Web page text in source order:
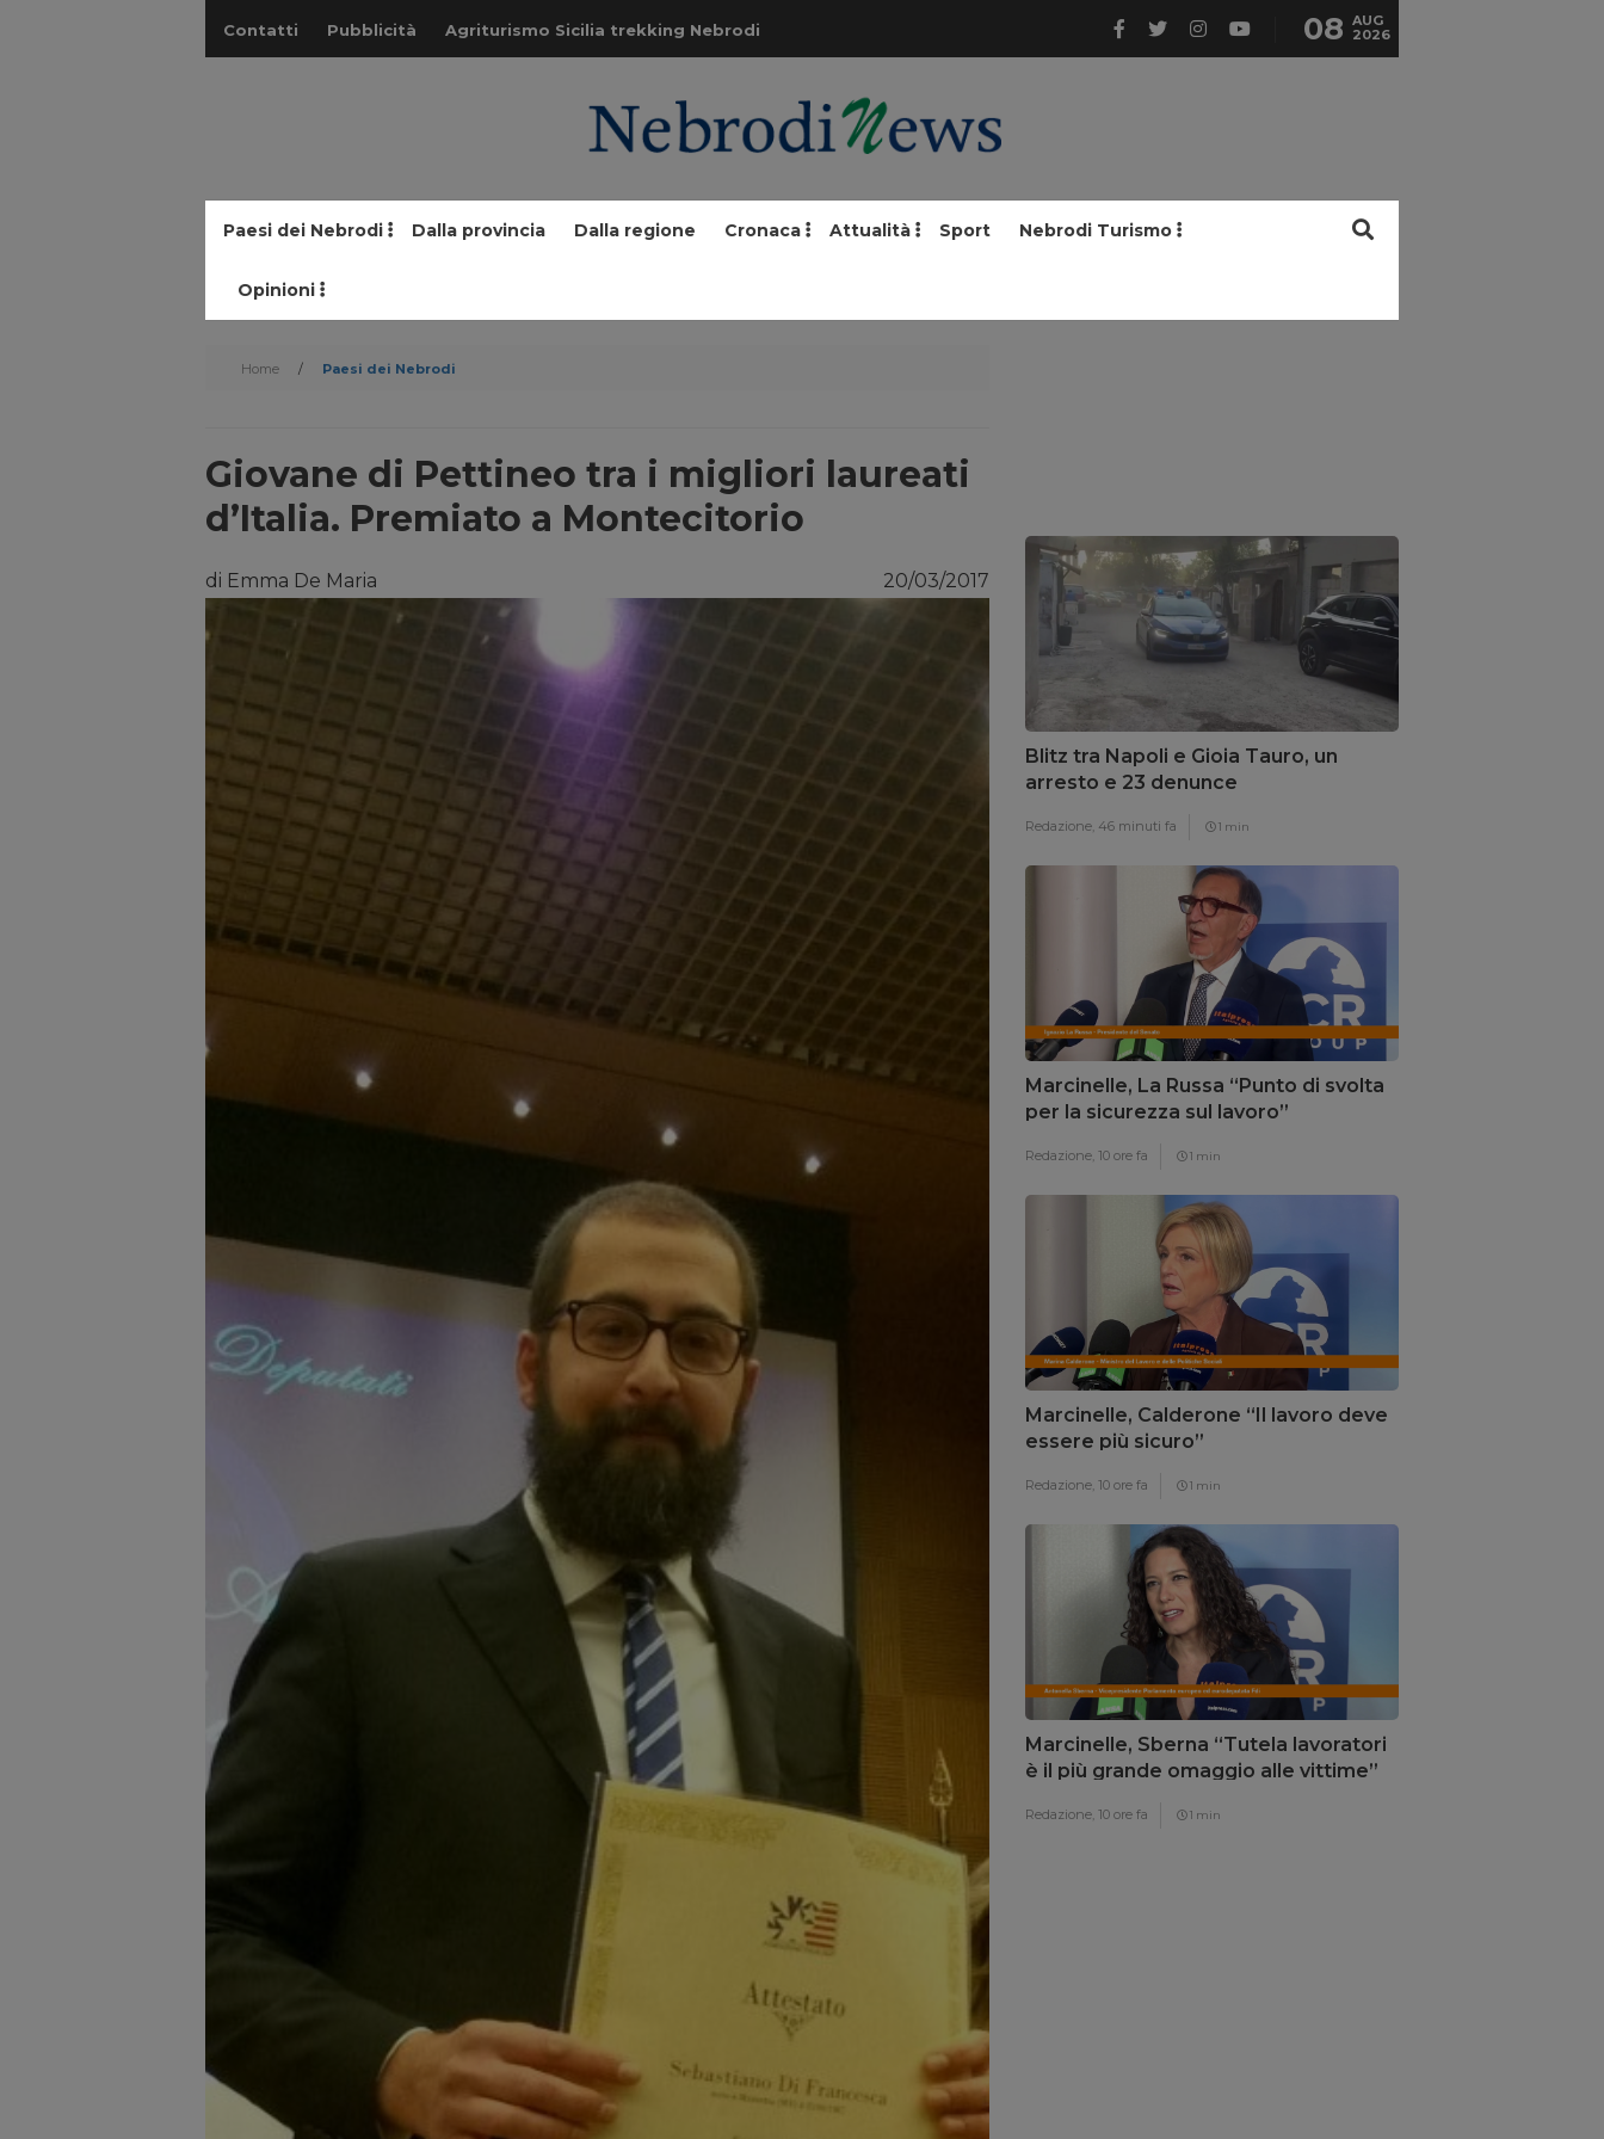
Contatti Pubblicità Agriturismo Sicilia trekking Nebrodi 08 AUG
2026
Paesi dei Nebrodi Dalla provincia Dalla regione Cronaca Attualità Sport Nebrodi Turismo
Opinioni
Home / Paesi dei Nebrodi
Giovane di Pettineo tra i migliori laureati
d’Italia. Premiato a Montecitorio
di Emma De Maria 20/03/2017
Blitz tra Napoli e Gioia Tauro, un
arresto e 23 denunce
Redazione, 46 minuti fa 1 min
Marcinelle, La Russa “Punto di svolta
per la sicurezza sul lavoro”
Redazione, 10 ore fa 1 min
Marcinelle, Calderone “Il lavoro deve
essere più sicuro”
Redazione, 10 ore fa 1 min
Marcinelle, Sberna “Tutela lavoratori
è il più grande omaggio alle vittime”
Redazione, 10 ore fa 1 min